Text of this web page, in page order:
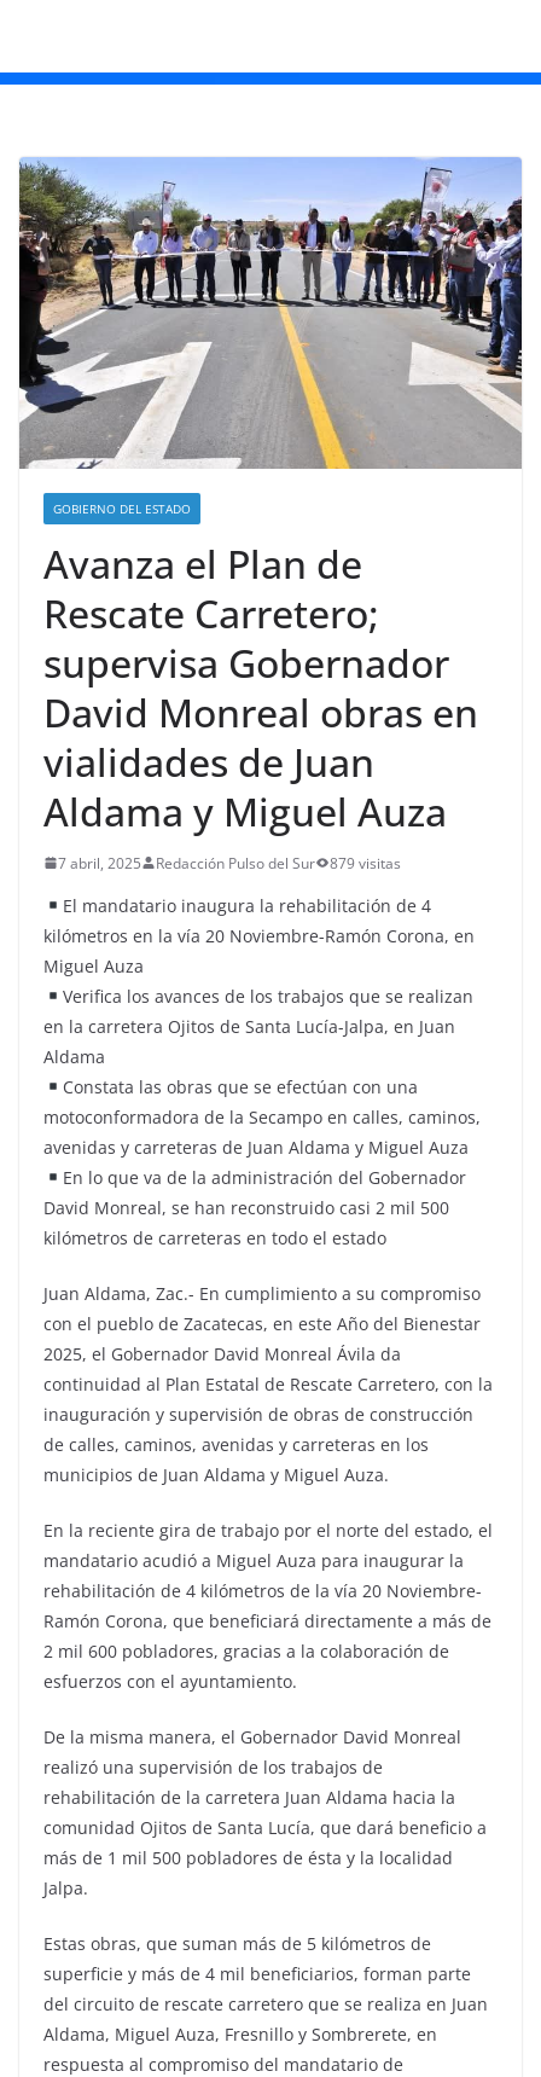
GOBIERNO DEL ESTADO
Avanza el Plan de
Rescate Carretero;
supervisa Gobernador
David Monreal obras en
vialidades de Juan
Aldama y Miguel Auza
7 abril, 2025 Redacción Pulso del Sur 879 visitas
El mandatario inaugura la rehabilitación de 4
kilómetros en la vía 20 Noviembre-Ramón Corona, en
Miguel Auza
Verifica los avances de los trabajos que se realizan
en la carretera Ojitos de Santa Lucía-Jalpa, en Juan
Aldama
Constata las obras que se efectúan con una
motoconformadora de la Secampo en calles, caminos,
avenidas y carreteras de Juan Aldama y Miguel Auza
En lo que va de la administración del Gobernador
David Monreal, se han reconstruido casi 2 mil 500
kilómetros de carreteras en todo el estado
Juan Aldama, Zac.- En cumplimiento a su compromiso
con el pueblo de Zacatecas, en este Año del Bienestar
2025, el Gobernador David Monreal Ávila da
continuidad al Plan Estatal de Rescate Carretero, con la
inauguración y supervisión de obras de construcción
de calles, caminos, avenidas y carreteras en los
municipios de Juan Aldama y Miguel Auza.
En la reciente gira de trabajo por el norte del estado, el
mandatario acudió a Miguel Auza para inaugurar la
rehabilitación de 4 kilómetros de la vía 20 Noviembre-
Ramón Corona, que beneficiará directamente a más de
2 mil 600 pobladores, gracias a la colaboración de
esfuerzos con el ayuntamiento.
De la misma manera, el Gobernador David Monreal
realizó una supervisión de los trabajos de
rehabilitación de la carretera Juan Aldama hacia la
comunidad Ojitos de Santa Lucía, que dará beneficio a
más de 1 mil 500 pobladores de ésta y la localidad
Jalpa.
Estas obras, que suman más de 5 kilómetros de
superficie y más de 4 mil beneficiarios, forman parte
del circuito de rescate carretero que se realiza en Juan
Aldama, Miguel Auza, Fresnillo y Sombrerete, en
respuesta al compromiso del mandatario de